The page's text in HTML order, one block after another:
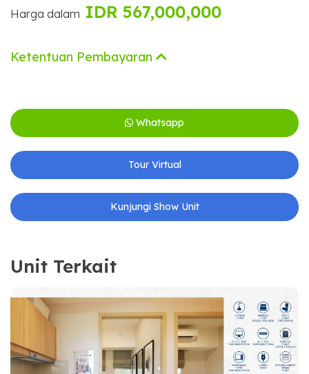
Harga dalam IDR 567,000,000
Ketentuan Pembayaran
Whatsapp
Tour Virtual
Kunjungi Show Unit
Unit Terkait